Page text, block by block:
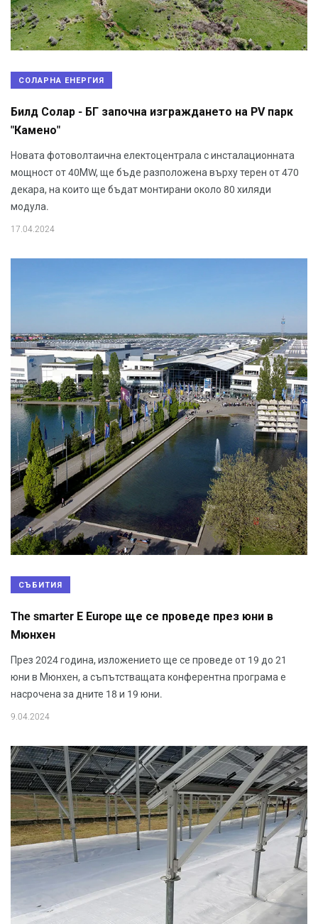
СОЛАРНА ЕНЕРГИЯ
Билд Солар - БГ започна изграждането на PV парк
"Камено"
Новата фотоволтаична електоцентрала с инсталационната
мощност от 40МW, ще бъде разположена върху терен от 470
декара, на които ще бъдат монтирани около 80 хиляди
модула.
17.04.2024
СЪБИТИЯ
The smarter E Europe ще се проведе през юни в
Мюнхен
През 2024 година, изложението ще се проведе от 19 до 21
юни в Мюнхен, а съпътстващата конферентна програма е
насрочена за дните 18 и 19 юни.
9.04.2024